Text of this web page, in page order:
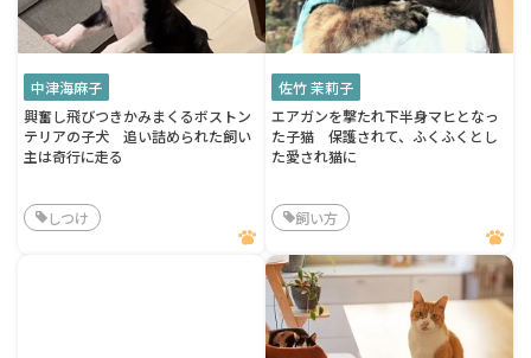
中津海麻子
興奮し飛びつきかみまくるボストン
テリアの子犬 追い詰められた飼い
主は奇行に走る
しつけ
佐竹 茉莉子
エアガンを撃たれ下半身マヒとなっ
た子猫 保護されて、ふくふくとし
た愛され猫に
飼い方